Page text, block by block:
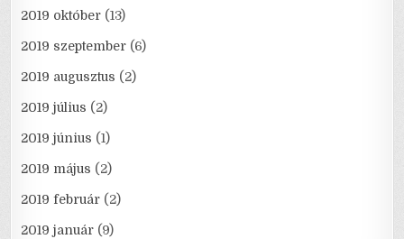
2019 október (13)
2019 szeptember (6)
2019 augusztus (2)
2019 július (2)
2019 június (1)
2019 május (2)
2019 február (2)
2019 január (9)